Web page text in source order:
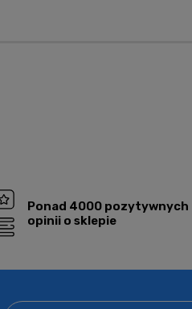
Ponad 4000 pozytywnych
opinii o sklepie